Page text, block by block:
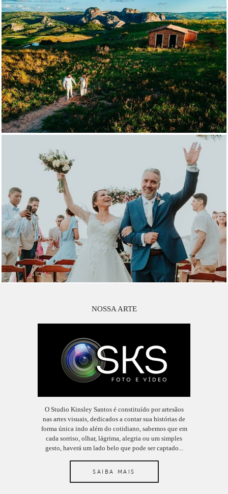
NOSSA ARTE
O Studio Kinsley Santos é constituído por artesãos
nas artes visuais, dedicados a contar sua histórias de
forma única indo além do cotidiano, sabemos que em
cada sorriso, olhar, lágrima, alegria ou um simples
gesto, haverá um lado belo que pode ser captado...
SAIBA MAIS